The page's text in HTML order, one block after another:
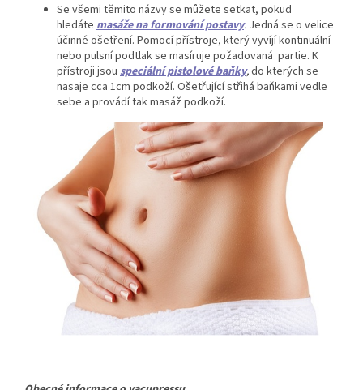
Se všemi těmito názvy se můžete setkat, pokud
hledáte masáže na formování postavy. Jedná se o velice
účinné ošetření. Pomocí přístroje, který vyvíjí kontinuální
nebo pulsní podtlak se masíruje požadovaná partie. K
přístroji jsou speciální pistolové baňky,do kterých se
nasaje cca 1cm podkoží. Ošetřující střihá baňkami vedle
sebe a provádí tak masáž podkoží.